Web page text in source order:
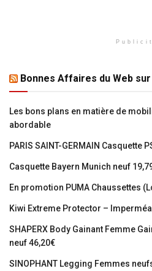
Bonnes Affaires du Web
Les bons plans en matière de
abordable
PARIS SAINT-GERMAIN Casquette
Casquette Bayern Munich neuf
En promotion PUMA Chaussettes
Kiwi Extreme Protector –
SHAPERX Body Gainant Femme
neuf 46,20€
SINOPHANT Legging Femmes